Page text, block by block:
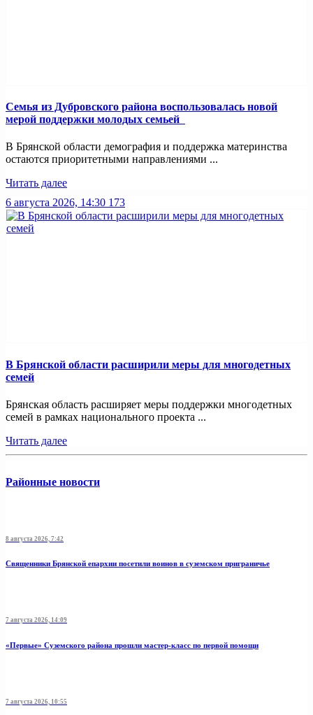
Семья из Дубровского района воспользовалась новой
мерой поддержки молодых семьей
В Брянской области демография и поддержка материнства
остаются приоритетными направлениями ...
Читать далее
6 августа 2026, 14:30 173
В Брянской области расширили меры для многодетных
семей
Брянская область расширяет меры поддержки многодетных
семей в рамках национального проекта ...
Читать далее
Районные новости
8 августа 2026, 7:42
Священники Брянской епархии посетили воинов в суземском приграничье
7 августа 2026, 14:09
«Первые» Суземского района прошли мастер-класс по первой помощи
7 августа 2026, 10:55